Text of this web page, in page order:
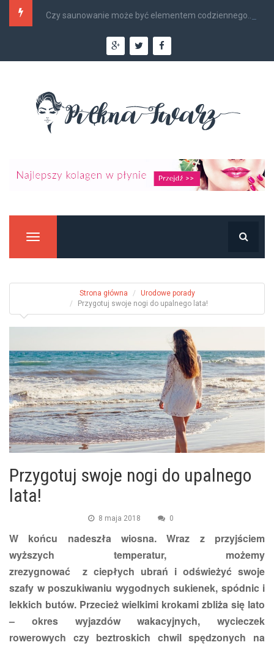
Czy saunowanie może być elementem codziennego...
Manu
Strona główna
Urodowe porady
Przygotuj swoje nogi do upalnego lata!
Przygotuj swoje nogi do upalnego
lata!
8 maja 2018 0
W końcu nadeszła wiosna. Wraz z przyjściem
wyższych temperatur, możemy
zrezygnować
z ciepłych ubrań i odświeżyć swoje
szafy w poszukiwaniu wygodnych sukienek, spódnic i
lekkich butów. Przecież wielkimi krokami zbliża się lato
– okres wyjazdów wakacyjnych, wycieczek
rowerowych czy beztroskich chwil spędzonych na